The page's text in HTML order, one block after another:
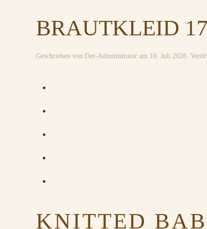
BRAUTKLEID
Geschrieben von Der-Administrator am 10. Juli 2026 .
KNITTED